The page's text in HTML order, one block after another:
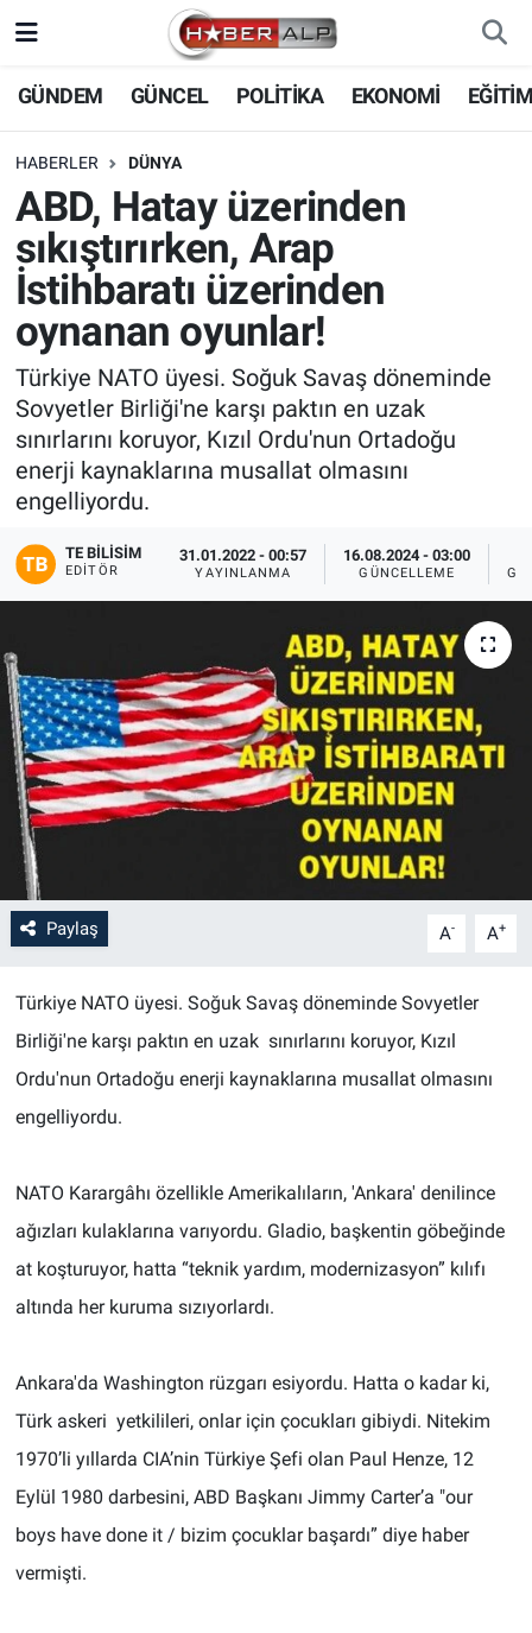
GÜNDEM GÜNCEL POLİTİKA EKONOMİ
HABERLER DÜNYA
ABD, Hatay üzerinden
sıkıştırırken, Arap
İstihbaratı üzerinden
oynanan oyunlar!
Türkiye NATO üyesi. Soğuk Savaş döneminde
Sovyetler Birliği'ne karşı paktın en uzak
sınırlarını koruyor, Kızıl Ordu'nun Ortadoğu
enerji kaynaklarına musallat olmasını
engelliyordu.
TE BILISIM
EDITÖR
31.01.2022 - 00:57
YAYINLANMA
16.08.2024 - 03:00
GÜNCELLEME
Paylaş A- A+
Türkiye NATO üyesi. Soğuk Savaş döneminde Sovyetler
Birliği'ne karşı paktın en uzak sınırlarını koruyor, Kızıl
Ordu'nun Ortadoğu enerji kaynaklarına musallat olmasını
engelliyordu.
NATO Karargâhı özellikle Amerikalıların, 'Ankara' denilince
ağızları kulaklarına varıyordu. Gladio, başkentin göbeğinde
at koşturuyor, hatta “teknik yardım, modernizasyon” kılıfı
altında her kuruma sızıyorlardı.
Ankara'da Washington rüzgarı esiyordu. Hatta o kadar ki,
Türk askeri yetkilileri, onlar için çocukları gibiydi. Nitekim
1970’li yıllarda CIA’nin Türkiye Şefi olan Paul Henze, 12
Eylül 1980 darbesini, ABD Başkanı Jimmy Carter’a "our
boys have done it / bizim çocuklar başardı” diye haber
vermişti.
Nöbetçi Eczaneler
Hava Durumu
Trafik Durumu
Süper Lig Puan Durumu ve Fikstür
Tüm Manşetler
Son Dakika Haberleri
Haber Arşivi